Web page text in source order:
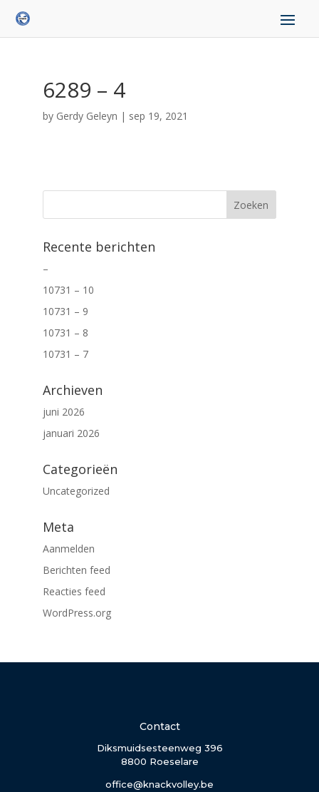
6289 – 4
by Gerdy Geleyn | sep 19, 2021
Recente berichten
–
10731 – 10
10731 – 9
10731 – 8
10731 – 7
Archieven
juni 2026
januari 2026
Categorieën
Uncategorized
Meta
Aanmelden
Berichten feed
Reacties feed
WordPress.org
Contact
Diksmuidsesteenweg 396
8800 Roeselare
office@knackvolley.be